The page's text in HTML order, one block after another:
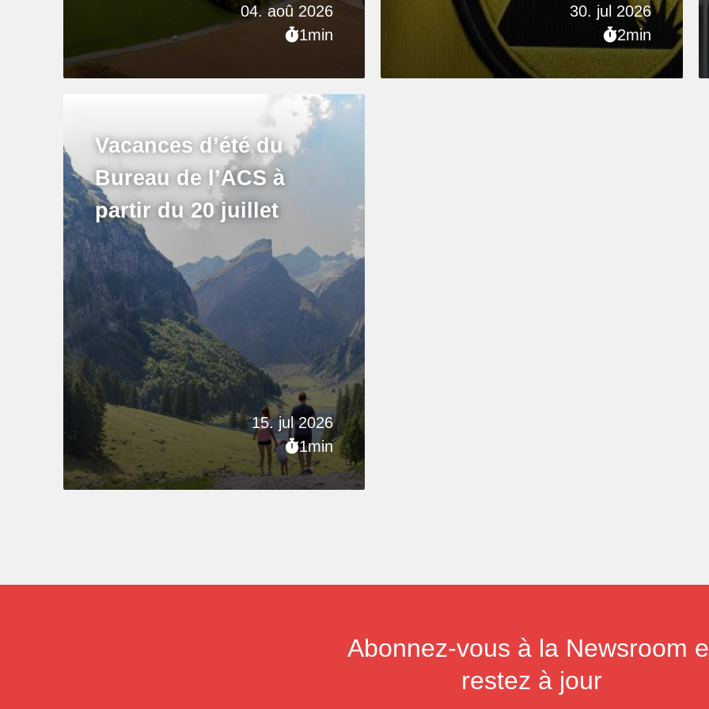
04. aoû 2026
1min
30. jul 2026
2min
15. jul 2026
1min
Vacances d’été du
Bureau de l’ACS à
partir du 20 juillet
Abonnez-vous à la Newsroom
restez à jour